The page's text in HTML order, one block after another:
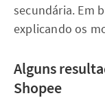
secundária. Em
explicando os
Alguns
Shopee